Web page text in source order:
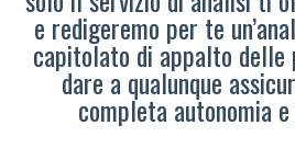
e redigeremo per te
capitolato di appalto delle
dare a qualunque
completa autonomia